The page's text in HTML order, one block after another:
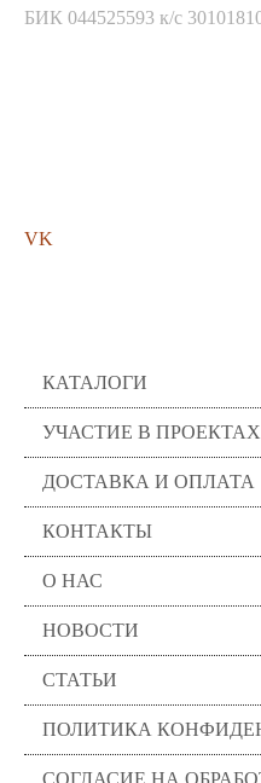
БИК 044525593 к/с
VK
КАТАЛОГИ
УЧАСТИЕ В ПРОЕКТАХ
ДОСТАВКА И ОПЛАТА
КОНТАКТЫ
О НАС
НОВОСТИ
СТАТЬИ
ПОЛИТИКА
СОГЛАСИЕ НА